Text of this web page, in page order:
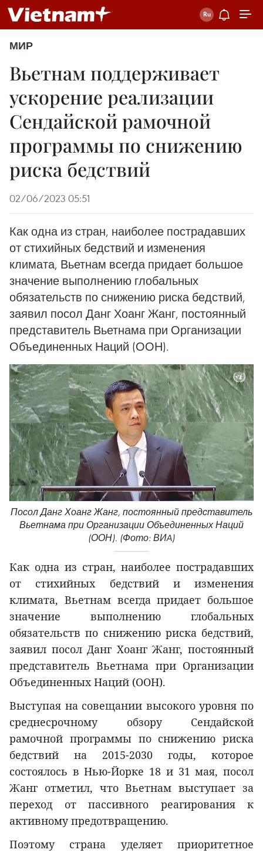
МИР
Вьетнам поддерживает
ускорение реализации
Сендайской рамочной
программы по снижению
риска бедствий
02/06/2023 05:51
Как одна из стран, наиболее пострадавших
от стихийных бедствий и изменения
климата, Вьетнам всегда придает большое
значение выполнению глобальных
обязательств по снижению риска бедствий,
заявил посол Данг Хоанг Жанг, постоянный
представитель Вьетнама при Организации
Объединенных Наций (ООН).
Посол Данг Хоанг Жанг, постоянный представитель
Вьетнама при Организации Объединенных Наций
(ООН). (Фото: ВИA)
Как одна из стран, наиболее пострадавших
от стихийных бедствий и изменения
климата, Вьетнам всегда придает большое
значение выполнению глобальных
обязательств по снижению риска бедствий,
заявил посол Данг Хоанг Жанг, постоянный
представитель Вьетнама при Организации
Объединенных Наций (ООН).
Выступая на совещании высокого уровня по
среднесрочному обзору Сендайской
рамочной программы по снижению риска
бедствий на 2015-2030 годы, которое
состоялось в Нью-Йорке 18 и 31 мая, посол
Жанг отметил, что Вьетнам выступает за
переход от пассивного реагирования к
активному предотвращению.
Поэтому страна уделяет приоритетное